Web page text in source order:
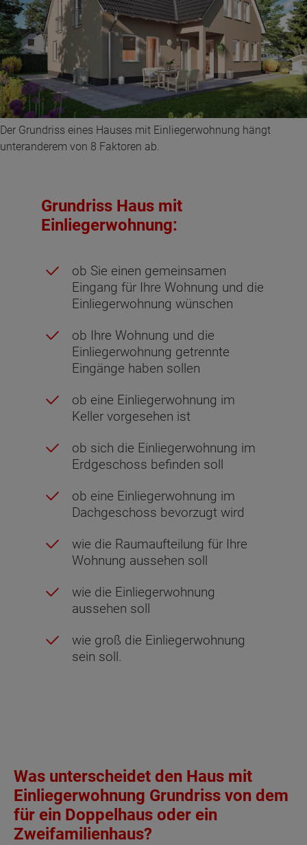
Der Grundriss eines Hauses mit Einliegerwohnung hängt
unteranderem von 8 Faktoren ab.
Grundriss Haus mit
Einliegerwohnung:
ob Sie einen gemeinsamen
Eingang für Ihre Wohnung und die
Einliegerwohnung wünschen
ob Ihre Wohnung und die
Einliegerwohnung getrennte
Eingänge haben sollen
ob eine Einliegerwohnung im
Keller vorgesehen ist
ob sich die Einliegerwohnung im
Erdgeschoss befinden soll
ob eine Einliegerwohnung im
Dachgeschoss bevorzugt wird
wie die Raumaufteilung für Ihre
Wohnung aussehen soll
wie die Einliegerwohnung
aussehen soll
wie groß die Einliegerwohnung
sein soll.
Was unterscheidet den Haus mit
Einliegerwohnung Grundriss von dem
für ein Doppelhaus oder ein
Zweifamilienhaus?